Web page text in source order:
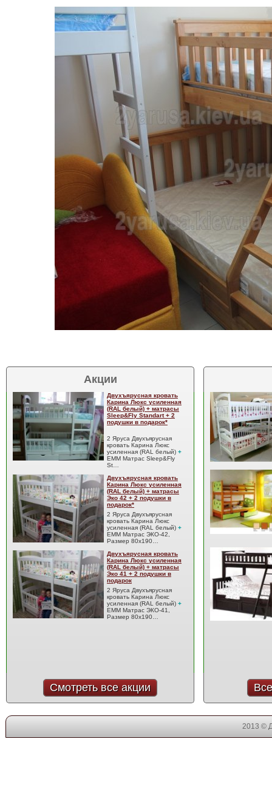
Акции
Двухъярусная кровать
Карина Люкс усиленная
(RAL белый) + матрасы
Sleep&Fly Standart + 2
подушки в подарок*
2 Яруса Двухъярусная
кровать Карина Люкс
усиленная (RAL белый) +
EMM Матрас Sleep&Fly
St…
Двухъярусная кровать
Карина Люкс усиленная
(RAL белый) + матрасы
Эко 42 + 2 подушки в
подарок*
2 Яруса Двухъярусная
кровать Карина Люкс
усиленная (RAL белый) +
EMM Матрас ЭКО-42,
Размер 80x190…
Двухъярусная кровать
Карина Люкс усиленная
(RAL белый) + матрасы
Эко 41 + 2 подушки в
подарок
2 Яруса Двухъярусная
кровать Карина Люкс
усиленная (RAL белый) +
EMM Матрас ЭКО-41,
Размер 80x190…
Смотреть все акции
2013 ©